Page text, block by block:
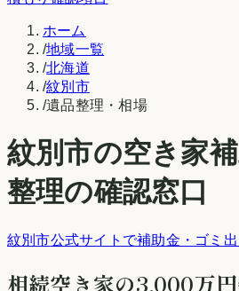
ホーム
/地域一覧
/北海道
/紋別市
/遺品整理・相場
紋別市の空き家
整理の確認窓口
紋別市公式サイトで補助金・ゴミ
相続空き家の3,000万